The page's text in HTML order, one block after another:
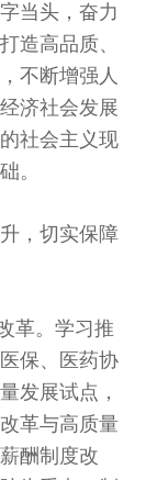
当头，奋力
造高品质、
不断增强人
济社会发展
社会主义现
。
，切实保障
革。学习推
保、医药协
发展试点，
革与高质量
酬制度改